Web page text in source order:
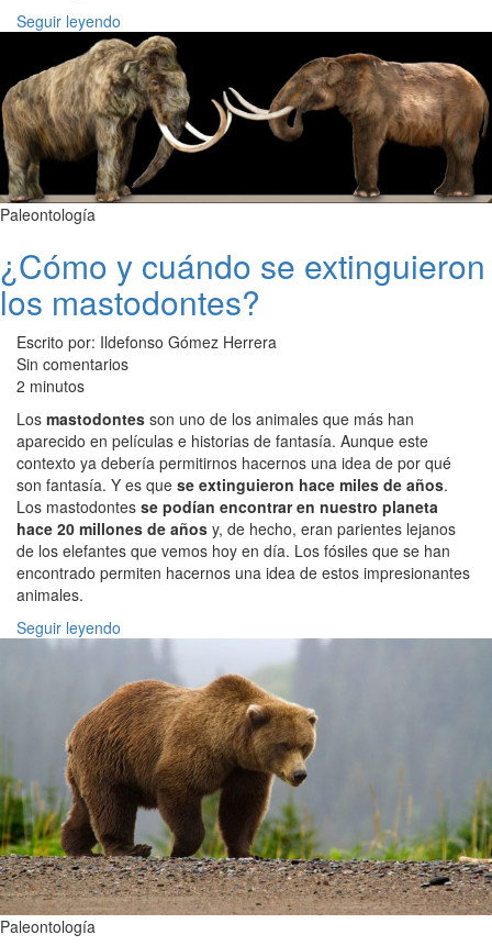
Seguir leyendo
Paleontología
¿Cómo y cuándo se extinguieron
los mastodontes?
Escrito por: Ildefonso Gómez Herrera
Sin comentarios
2 minutos
Los mastodontes son uno de los animales que más han
aparecido en películas e historias de fantasía. Aunque este
contexto ya debería permitirnos hacernos una idea de por qué
son fantasía. Y es que se extinguieron hace miles de años.
Los mastodontes se podían encontrar en nuestro planeta
hace 20 millones de años y, de hecho, eran parientes lejanos
de los elefantes que vemos hoy en día. Los fósiles que se han
encontrado permiten hacernos una idea de estos impresionantes
animales.
Seguir leyendo
Paleontología